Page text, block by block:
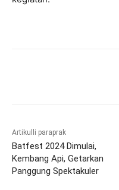
Artikulli paraprak
Batfest 2024 Dimulai,
Kembang Api, Getarkan
Panggung Spektakuler